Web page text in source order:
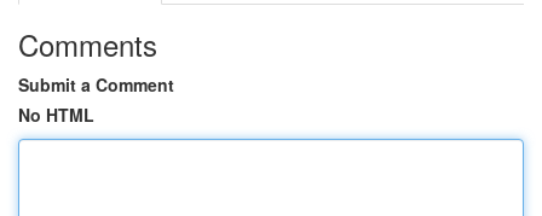
Comments
Submit a Comment
No HTML